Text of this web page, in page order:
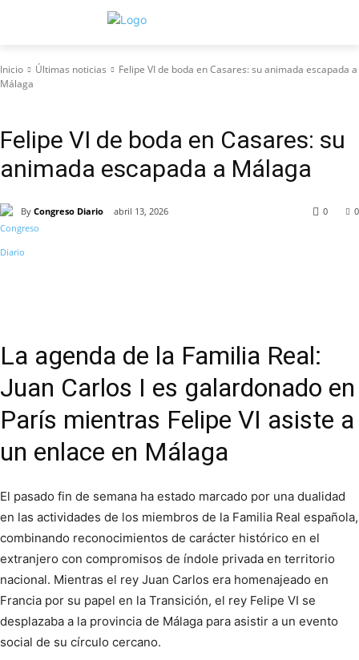
Inicio Últimas noticias
Felipe VI de boda en Casares: su animada escapada a
Málaga
Felipe VI de boda en Casares: su
animada escapada a Málaga
By Congreso Diario abril 13, 2026 0
0
La agenda de la Familia Real:
Juan Carlos I es galardonado en
París mientras Felipe VI asiste a
un enlace en Málaga
El pasado fin de semana ha estado marcado por una dualidad
en las actividades de los miembros de la Familia Real española,
combinando reconocimientos de carácter histórico en el
extranjero con compromisos de índole privada en territorio
nacional. Mientras el rey Juan Carlos era homenajeado en
Francia por su papel en la Transición, el rey Felipe VI se
desplazaba a la provincia de Málaga para asistir a un evento
social de su círculo cercano.